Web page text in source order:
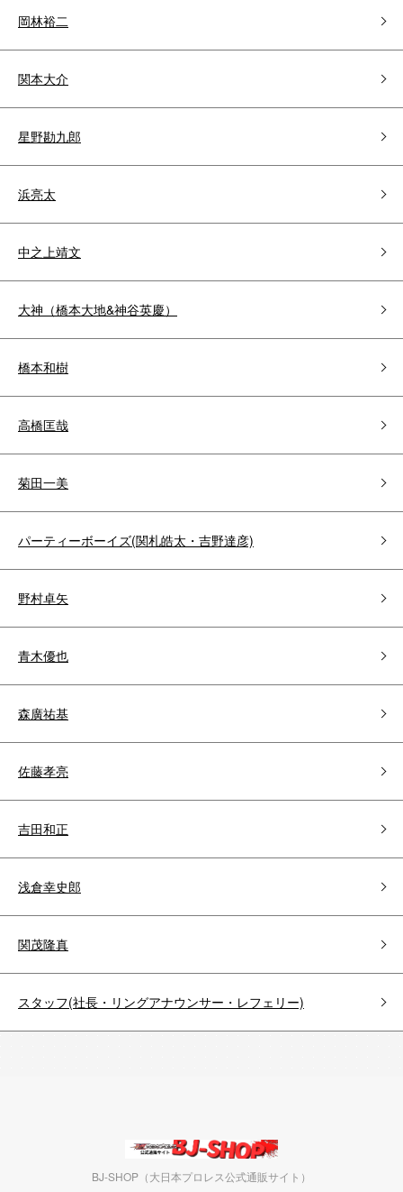
岡林裕二
関本大介
星野勘九郎
浜亮太
中之上靖文
大神（橋本大地&神谷英慶）
橋本和樹
高橋匡哉
菊田一美
パーティーボーイズ(関札皓太・吉野達彦)
野村卓矢
青木優也
森廣祐基
佐藤孝亮
吉田和正
浅倉幸史郎
関茂隆真
スタッフ(社長・リングアナウンサー・レフェリー)
BJ-SHOP（大日本プロレス公式通販サイト）